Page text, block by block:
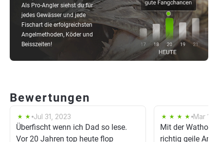
Als Pro-Angler siehst du für
jedes Gewässer und jede
Fischart die erfolgreichsten
Angelmethoden, Köder und
Beisszeiten!
Bewertungen
Jul 31, 2023
Überfischt wenn ich Dad so lese.
Vor 20 Jahren top heute flop
Mar 17,
Mit der
richtig geile